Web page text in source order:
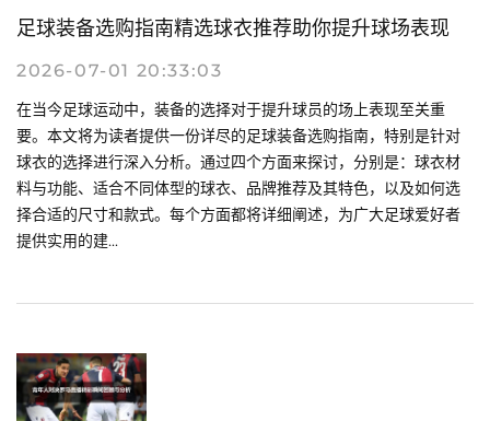
足球装备选购指南精选球衣推荐助你提升球场表现
2026-07-01 20:33:03
在当今足球运动中，装备的选择对于提升球员的场上表现至关重
要。本文将为读者提供一份详尽的足球装备选购指南，特别是针对
球衣的选择进行深入分析。通过四个方面来探讨，分别是：球衣材
料与功能、适合不同体型的球衣、品牌推荐及其特色，以及如何选
择合适的尺寸和款式。每个方面都将详细阐述，为广大足球爱好者
提供实用的建...